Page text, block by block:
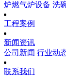
炉燃气炉设备 洗
工程案例
新闻资讯
公司新闻 行业动
联系我们